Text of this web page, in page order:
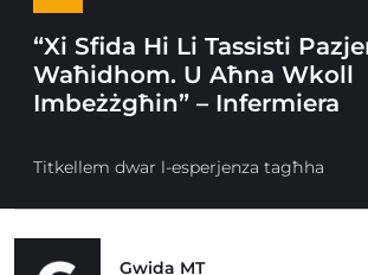
“Xi Sfida Hi Li Tassisti
Waħidhom. U Aħna Wkoll
Imbeżżgħin” – Infermiera
Titkellem dwar l-esperjenza tagħha
Gwida MT